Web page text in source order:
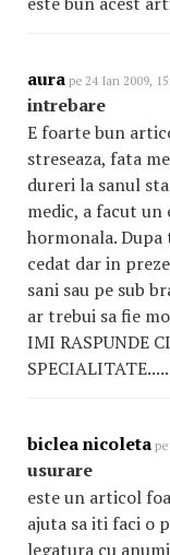
aura pe 24 Ian 2009,
intrebare
E foarte bun
streseaza, fata
dureri la sanul
medic, a facut un
hormonala.
cedat dar in
sani sau pe sub
ar trebui sa fie
IMI RASPUNDE
biclea nicoleta
usurare
este un articol
ajuta sa iti faci o
legatura cu